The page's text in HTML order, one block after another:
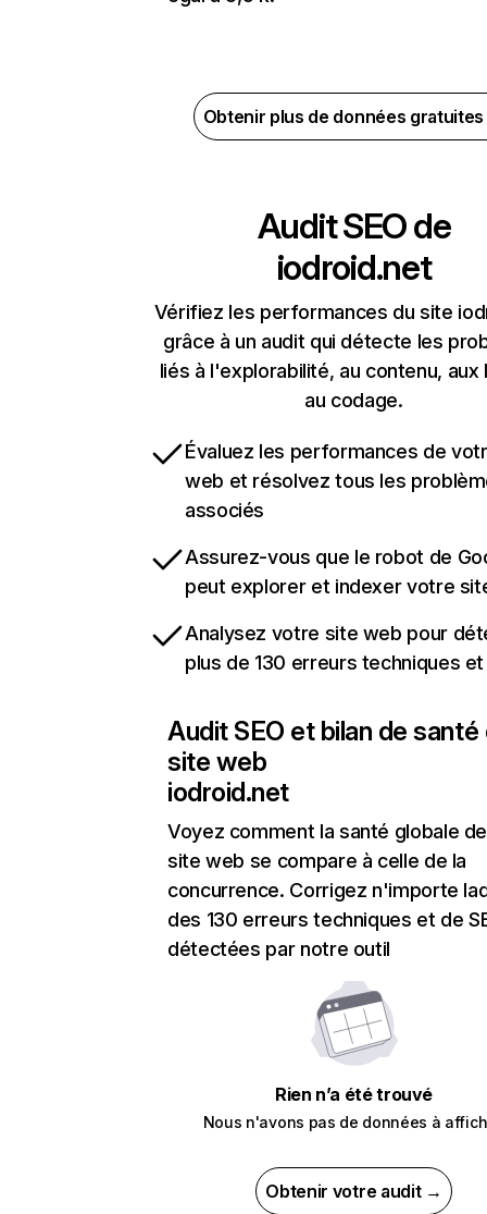
Obtenir plus de données
Audit SEO de
iodroid.net
Vérifiez les performances du site
grâce à un audit qui détecte les
liés à l'explorabilité, au contenu, aux
au codage.
Évaluez les performances de
web et résolvez tous les
associés
Assurez-vous que le robot de
peut explorer et indexer votre
Analysez votre site web pour
plus de 130 erreurs techniques et
Audit SEO et bilan de santé
site web
iodroid.net
Voyez comment la santé globale
site web se compare à celle de la
concurrence. Corrigez n'importe
des 130 erreurs techniques et de
détectées par notre outil
Rien n’a été trouvé
Nous n'avons pas de données à
Obtenir votre audit →